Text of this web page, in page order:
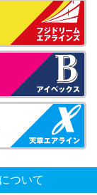
ついて